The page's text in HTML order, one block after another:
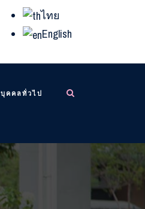
ไทย
English
บุคคลทั่วไป